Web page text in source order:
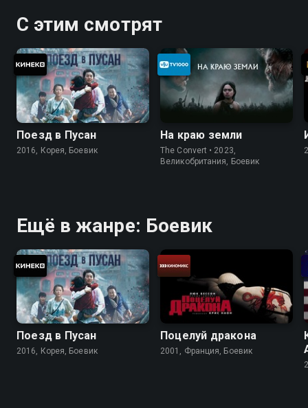
С этим смотрят
Поезд в Пусан
2016, Корея, Боевик
На краю земли
The Convert • 2023,
Великобритания, Боевик
Ещё в жанре: Боевик
Поезд в Пусан
2016, Корея, Боевик
Поцелуй дракона
2001, Франция, Боевик